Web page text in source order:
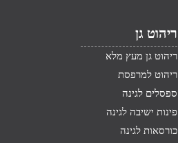
ריהוט גן
ריהוט גן מעץ מלא
ריהוט למרפסת
ספסלים לגינה
פינות ישיבה לגינה
כורסאות לגינה